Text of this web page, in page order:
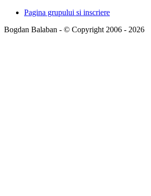
Pagina grupului si inscriere
Bogdan Balaban - © Copyright 2006 - 2026